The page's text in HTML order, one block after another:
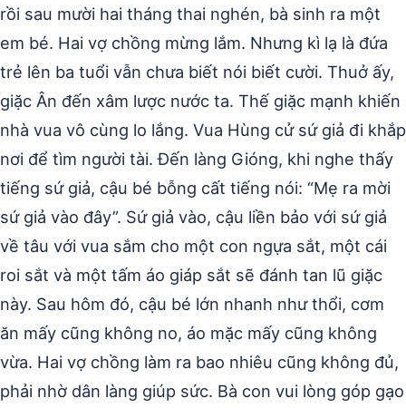
rồi sau mười hai tháng thai nghén, bà sinh ra một
em bé. Hai vợ chồng mừng lắm. Nhưng kì lạ là đứa
trẻ lên ba tuổi vẫn chưa biết nói biết cười. Thuở ấy,
giặc Ân đến xâm lược nước ta. Thế giặc mạnh khiến
nhà vua vô cùng lo lắng. Vua Hùng cử sứ giả đi khắp
nơi để tìm người tài. Đến làng Gióng, khi nghe thấy
tiếng sứ giả, cậu bé bỗng cất tiếng nói: “Mẹ ra mời
sứ giả vào đây”. Sứ giả vào, cậu liền bảo với sứ giả
về tâu với vua sắm cho một con ngựa sắt, một cái
roi sắt và một tấm áo giáp sắt sẽ đánh tan lũ giặc
này. Sau hôm đó, cậu bé lớn nhanh như thổi, cơm
ăn mấy cũng không no, áo mặc mấy cũng không
vừa. Hai vợ chồng làm ra bao nhiêu cũng không đủ,
phải nhờ dân làng giúp sức. Bà con vui lòng góp gạo